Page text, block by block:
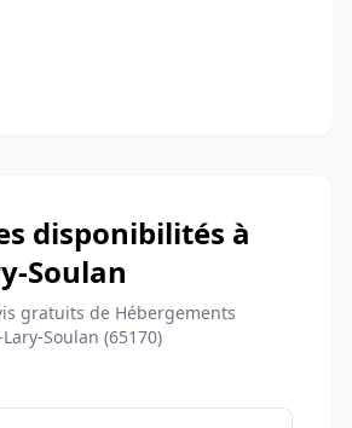
disponibilités à
Soulan
gratuits de Hébergements
Soulan (65170)